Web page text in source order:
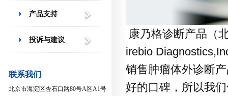
产品支持
投诉与建议
联系我们
北京市海淀区杏石口路80号A区A1号
康乃格诊断产品（
irebio
销售肿瘤体外诊断
好的口碑，所以我